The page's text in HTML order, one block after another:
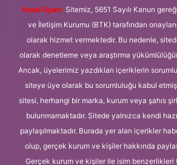
Yasal Uyarı: Sitemiz, 5651 Sayılı Kanun
ve İletişim Kurumu (BTK) tarafından
olarak hizmet vermektedir. Bu nedenle,
olarak denetleme veya araştırma
Ancak, üyelerimiz yazdıkları içeriklerin
siteye üye olarak bu sorumluluğu kabul etmiş
sitesi, herhangi bir marka, kurum veya şahıs
bulunmamaktadır. Sitede yalnızca kendi
paylaşılmaktadır. Burada yer alan içerikler
olup, gerçek kurum ve kişiler hakkında
Gerçek kurum ve kişiler ile isim benzerlikleri